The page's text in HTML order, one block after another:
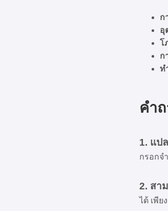
ก
อุ
โ
ก
ท
คำ
1. แป
กรอกจ
2. สา
ได้ เพีย